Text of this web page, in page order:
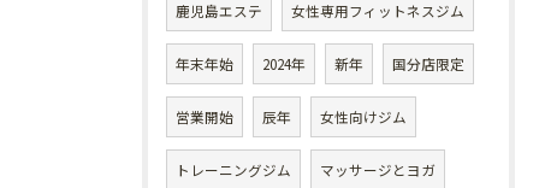
鹿児島エステ 女性専用フィットネスジム
年末年始 2024年 新年 国分店限定
営業開始 辰年 女性向けジム
トレーニングジム マッサージとヨガ